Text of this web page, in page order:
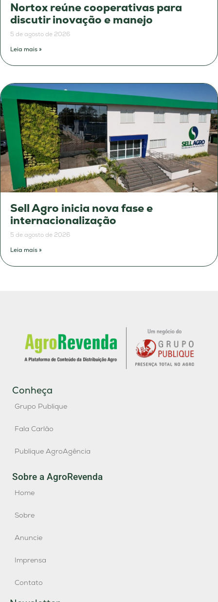
Nortox reúne cooperativas para
discutir inovação e manejo
5 de agosto de 2026
Leia mais »
Sell Agro inicia nova fase e
internacionalização
5 de agosto de 2026
Leia mais »
Conheça
Grupo Publique
Fala Carlão
Publique AgroAgência
Sobre a AgroRevenda
Home
Sobre
Anuncie
Imprensa
Contato